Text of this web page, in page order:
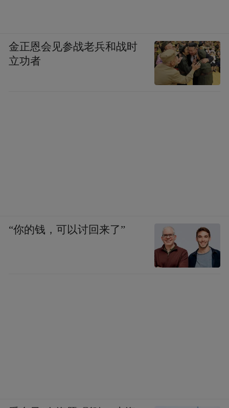
金正恩会见参战老兵和战时
立功者
“你的钱，可以讨回来了”